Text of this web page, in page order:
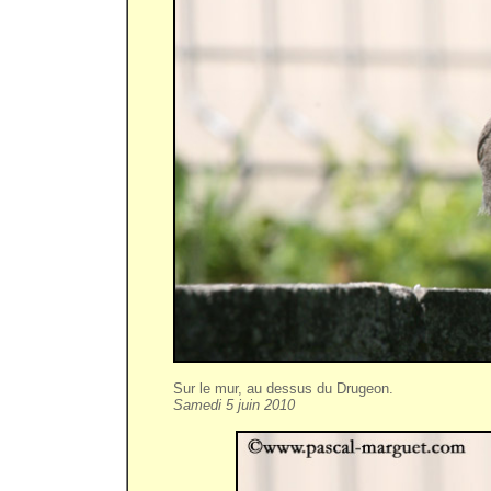
Sur le mur, au dessus du Drugeon.
Samedi 5 juin 2010